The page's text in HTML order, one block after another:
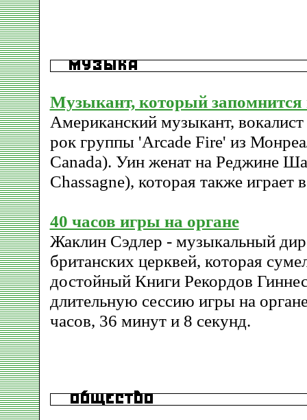
Музыкант, который запомнится
Американский музыкант,
рок группы 'Arcade Fire' из
Canada). Уин женат на Реджине
Chassagne), которая также играет
40 часов игры на органе
Жаклин Сэдлер - музыкальный
британских церквей, которая
достойный Книги Рекордов
длительную сессию игры на
часов, 36 минут и 8 секунд.